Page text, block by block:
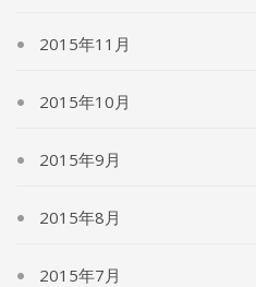
2015年11月
2015年10月
2015年9月
2015年8月
2015年7月